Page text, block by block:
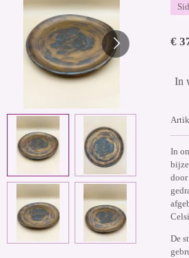
€
In
In
De